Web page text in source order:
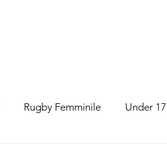
Rugby Femminile Under 17